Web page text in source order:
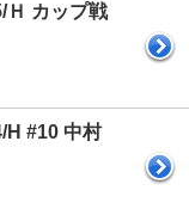
Ｈ カップ戦
H #10 中村